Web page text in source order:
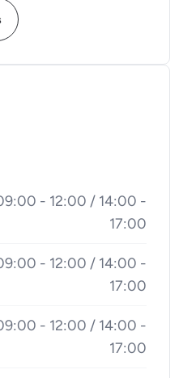
- 12:00 / 14:00 -
17:00
- 12:00 / 14:00 -
17:00
- 12:00 / 14:00 -
17:00